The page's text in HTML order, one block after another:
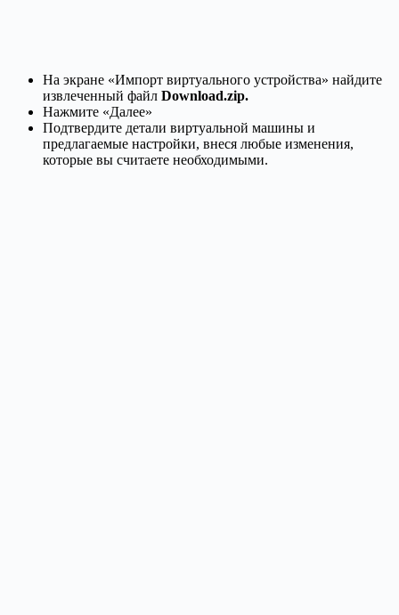
На экране «Импорт виртуального устройства» найдите
извлеченный файл Download.zip.
Нажмите «Далее»
Подтвердите детали виртуальной машины и
предлагаемые настройки, внеся любые изменения,
которые вы считаете необходимыми.